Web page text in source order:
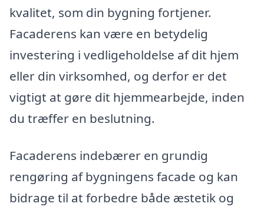
kvalitet, som din bygning fortjener.
Facaderens kan være en betydelig
investering i vedligeholdelse af dit hjem
eller din virksomhed, og derfor er det
vigtigt at gøre dit hjemmearbejde, inden
du træffer en beslutning.
Facaderens indebærer en grundig
rengøring af bygningens facade og kan
bidrage til at forbedre både æstetik og